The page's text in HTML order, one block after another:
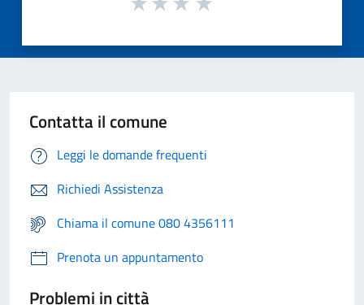
Contatta il comune
Leggi le domande frequenti
Richiedi Assistenza
Chiama il comune 080 4356111
Prenota un appuntamento
Problemi in città